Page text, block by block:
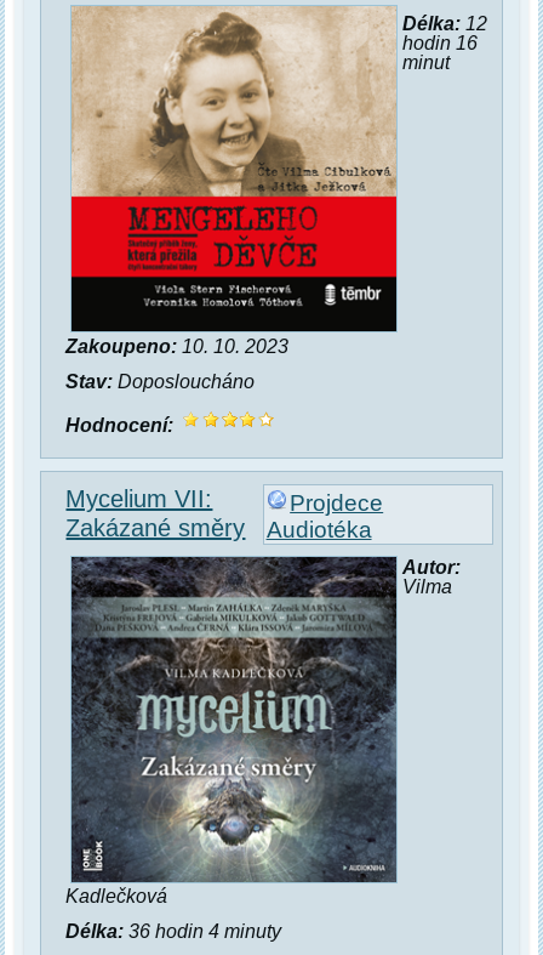
Délka:12
hodin 16
minut
Zakoupeno: 10. 10. 2023
Stav: Doposloucháno
Hodnocení:
Projdece
Audiotéka
Mycelium VII:
Zakázané směry
Autor:
Vilma
Kadlečková
Délka: 36 hodin 4 minuty